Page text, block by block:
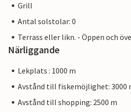
Grill
Antal solstolar: 0
Terrass eller likn. - Öppen och
Närliggande
Lekplats : 1000 m
Avstånd till fiskemöjlighet: 3000
Avstånd till shopping: 2500 m